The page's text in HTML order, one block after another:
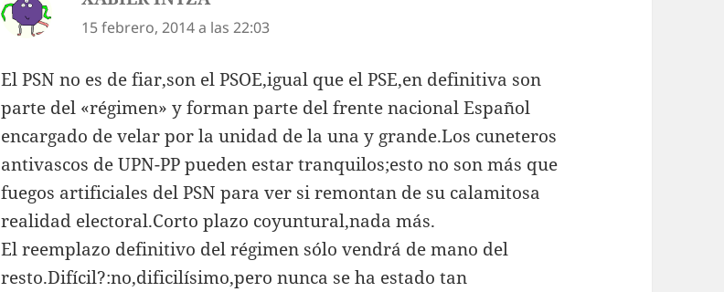
15 febrero, 2014 a las 22:03
El PSN no es de fiar,son el PSOE,igual que el PSE,en definitiva son
parte del «régimen» y forman parte del frente nacional Español
encargado de velar por la unidad de la una y grande.Los cuneteros
antivascos de UPN-PP pueden estar tranquilos;esto no son más que
fuegos artificiales del PSN para ver si remontan de su calamitosa
realidad electoral.Corto plazo coyuntural,nada más.
El reemplazo definitivo del régimen sólo vendrá de mano del
resto.Difícil?:no,dificilísimo,pero nunca se ha estado tan